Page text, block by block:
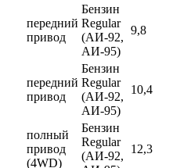
передний
привод
Бензин
Regular
(АИ-92,
АИ-95)
9,8
передний
привод
Бензин
Regular
(АИ-92,
АИ-95)
10,4
полный
привод
(4WD)
Бензин
Regular
(АИ-92,
12,3